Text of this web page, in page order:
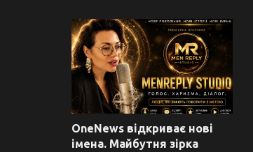
OneNews відкриває нові
імена. Майбутня зірка